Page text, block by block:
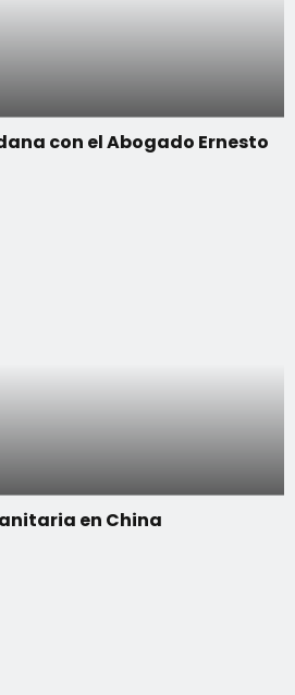
con el Abogado Ernesto
en China